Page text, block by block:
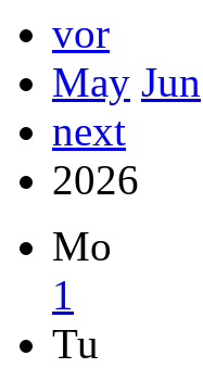
vor
May Jun
next
2026
Mo
1
Tu